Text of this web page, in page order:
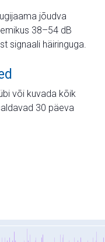
jõudva
38–54 dB
signaali häiringuga.
või kuvada kõik
30 päeva